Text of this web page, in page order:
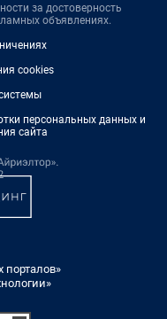
за достоверность
объявлениях.
cookies
персональных данных и
сайта
порталов»